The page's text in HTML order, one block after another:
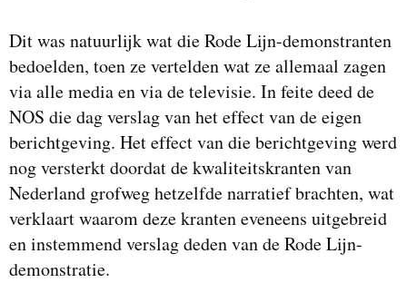
Dit was natuurlijk wat die Rode Lijn-demonstranten
bedoelden, toen ze vertelden wat ze allemaal zagen
via alle media en via de televisie. In feite deed de
NOS die dag verslag van het effect van de eigen
berichtgeving. Het effect van die berichtgeving werd
nog versterkt doordat de kwaliteitskranten van
Nederland grofweg hetzelfde narratief brachten, wat
verklaart waarom deze kranten eveneens uitgebreid
en instemmend verslag deden van de Rode Lijn-
demonstratie.